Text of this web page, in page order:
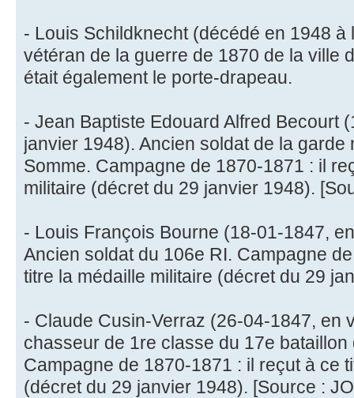
- Louis Schildknecht (décédé en 1948
vétéran de la guerre de 1870 de la ville
était également le porte-drapeau.
- Jean Baptiste Edouard Alfred Becourt
janvier 1948). Ancien soldat de la garde
Somme. Campagne de 1870-1871 : il
militaire (décret du 29 janvier 1948).
- Louis François Bourne (18-01-1847,
Ancien soldat du 106e RI. Campagne
titre la médaille militaire (décret du 29
- Claude Cusin-Verraz (26-04-1847, en
chasseur de 1re classe du 17e
Campagne de 1870-1871 : il reçut à ce
(décret du 29 janvier 1948). [Source :